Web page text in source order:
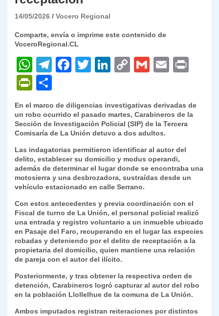
14/05/2026 Vocero Regional
Comparte, envía o imprime este contenido de
VoceroRegional.CL
W
h
at
s
A
p
p
T
gr
a
m
F
e
b
o
k
T
er
Li
e
dI
n
C
y
Li
n
k
G
l
E
l
P
nt
Fr
ie
n
dl
y
o
m
p
ar
tir
En el marco de diligencias investigativas derivadas de
un robo ocurrido el pasado martes, Carabineros de la
Sección de Investigación Policial (SIP) de la Tercera
Comisaría de La Unión detuvo a dos adultos.
Las indagatorias permitieron identificar al autor del
delito, establecer su domicilio y modus operandi,
además de determinar el lugar donde se encontraba una
motosierra y una desbrozadora, sustraídas desde un
vehículo estacionado en calle Serrano.
Con estos antecedentes y previa coordinación con el
Fiscal de turno de La Unión, el personal policial realizó
una entrada y registro voluntario a un inmueble ubicado
en Pasaje del Faro, recuperando en el lugar las especies
robadas y deteniendo por el delito de receptación a la
propietaria del domicilio, quien mantiene una relación
de pareja con el autor del ilícito.
Posteriormente, y tras obtener la respectiva orden de
detención, Carabineros logró capturar al autor del robo
en la población Llollelhue de la comuna de La Unión.
Ambos imputados registran reiteraciones por distintos